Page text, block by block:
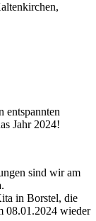
entspannten
Jahr 2024!
sind wir am
in Borstel, die
08.01.2024 wieder